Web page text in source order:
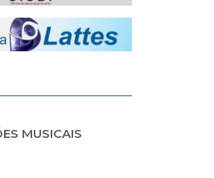
MUSICAIS